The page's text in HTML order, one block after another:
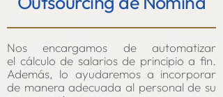
Nos encargamos de automatizar
el cálculo de salarios de principio a fin.
Además, lo ayudaremos a incorporar
de manera adecuada al personal de su